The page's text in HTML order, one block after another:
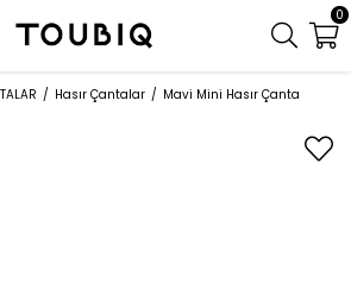
0
Hasır Çantalar Mavi Mini Hasır Çanta